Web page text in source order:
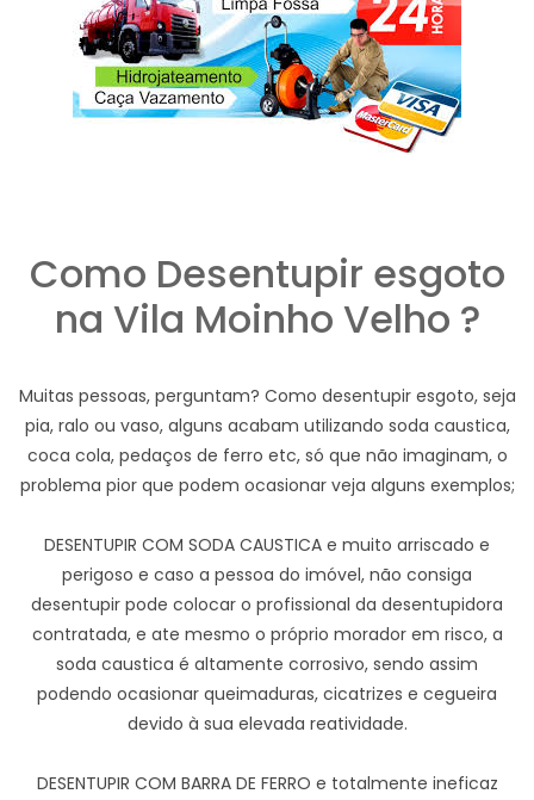
Como Desentupir esgoto
na Vila Moinho Velho ?
Muitas pessoas, perguntam? Como desentupir esgoto, seja
pia, ralo ou vaso, alguns acabam utilizando soda caustica,
coca cola, pedaços de ferro etc, só que não imaginam, o
problema pior que podem ocasionar veja alguns exemplos;
DESENTUPIR COM SODA CAUSTICA e muito arriscado e
perigoso e caso a pessoa do imóvel, não consiga
desentupir pode colocar o profissional da desentupidora
contratada, e ate mesmo o próprio morador em risco, a
soda caustica é altamente corrosivo, sendo assim
podendo ocasionar queimaduras, cicatrizes e cegueira
devido à sua elevada reatividade.
DESENTUPIR COM BARRA DE FERRO e totalmente ineficaz